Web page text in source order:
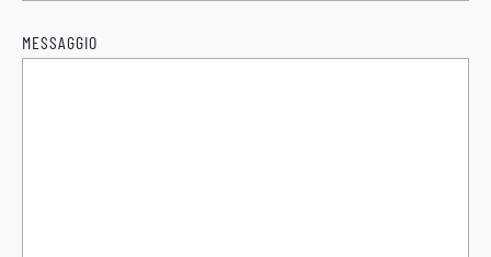
MESSAGGIO